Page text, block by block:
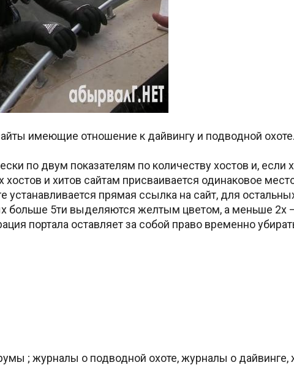
имеющие отношение к дайвингу и подводной
по двум показателям по количеству хостов и, если
и хитов сайтам присваивается одинаковое
устанавливается прямая ссылка на сайт, для
больше 5ти выделяются желтым цветом, а меньше 2х
портала оставляет за собой право временно
; журналы о подводной охоте, журналы о